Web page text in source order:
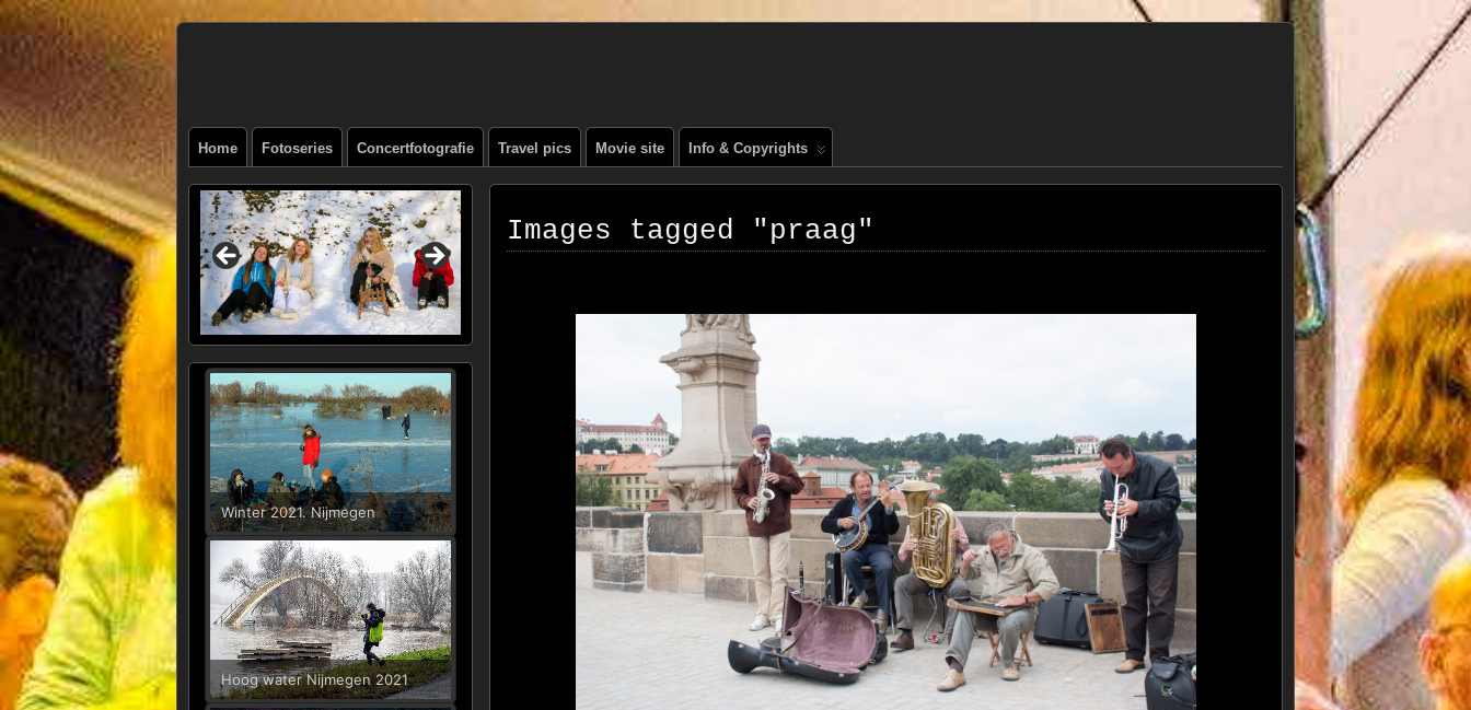
Beenen
Home Fotoseries Concertfotografie Travel pics Movie site Info & Copyrights
Images tagged "praag"
Winter 2021. Nijmegen
Hoog water Nijmegen 2021